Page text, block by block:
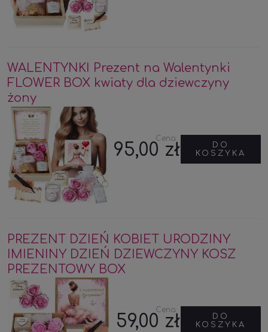
WALENTYNKI Prezent na Walentynki
FLOWER BOX kwiaty dla dziewczyny
żony
Cena:
95,00 zł
DO
KOSZYKA
PREZENT DZIEŃ KOBIET URODZINY
IMIENINY DZIEŃ DZIEWCZYNY KOSZ
PREZENTOWY BOX
Cena:
59,00 zł
DO
KOSZYKA